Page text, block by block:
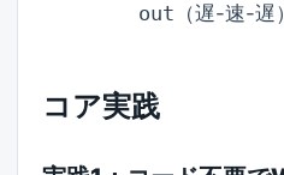
out （遅-速-遅
コア実践